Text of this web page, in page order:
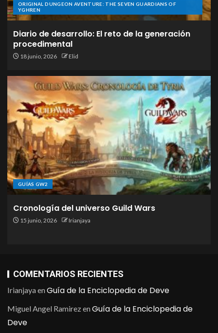
ORIGINAL DUNGEON AVENTURE: THE SEVEN GUARDIANS OF
YGHREN
Diario de desarrollo: El reto de la generación
procedimental
18 junio, 2026 Elid
GUÍAS GW2
Cronología del universo Guild Wars
15 junio, 2026 Irianjaya
COMENTARIOS RECIENTES
IrianjayaenGuía de la Enciclopedia de Deve
Miguel Angel RamirezenGuía de la Enciclopedia de
Deve